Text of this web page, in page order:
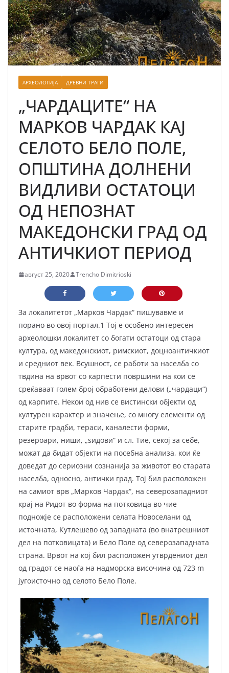
АРХЕОЛОГИЈА ДРЕВНИ ТРАГИ
„ЧАРДАЦИТЕ“ НА
МАРКОВ ЧАРДАК КАЈ
СЕЛОТО БЕЛО ПОЛЕ,
ОПШТИНА ДОЛНЕНИ
ВИДЛИВИ ОСТАТОЦИ
ОД НЕПОЗНАТ
МАКЕДОНСКИ ГРАД ОД
АНТИЧКИОТ ПЕРИОД
август 25, 2020 Trencho Dimitrioski
За локалитетот „Марков Чардак“ пишувавме и
порано во овој портал.1 Тој е особено интересен
археолошки локалитет со богати остатоци од стара
култура, од македонскиот, римскиот, доцноантичкиот
и средниот век. Всушност, се работи за населба со
твдина на врвот со карпести површини на кои се
среќаваат голем број обработени делови („чардаци“)
од карпите. Некои од нив се вистински објекти од
културен карактер и значење, со многу елементи од
старите градби, тераси, каналести форми,
резероари, ниши, „ѕидови“ и сл. Тие, секој за себе,
можат да бидат објекти на посебна анализа, кои ќе
доведат до сериозни сознанија за животот во старата
населба, односно, антички град. Тој бил расположен
на самиот врв „Марков Чардак“, на северозападниот
крај на Ридот во форма на потковица во чие
подножје се расположени селата Новоселани од
источната, Кутлешево од западната (во внатрешниот
дел на потковицата) и Бело Поле од северозападната
страна. Врвот на кој бил расположен утврдениот дел
од градот се наоѓа на надморска височина од 723 m
југоисточно од селото Бело Поле.